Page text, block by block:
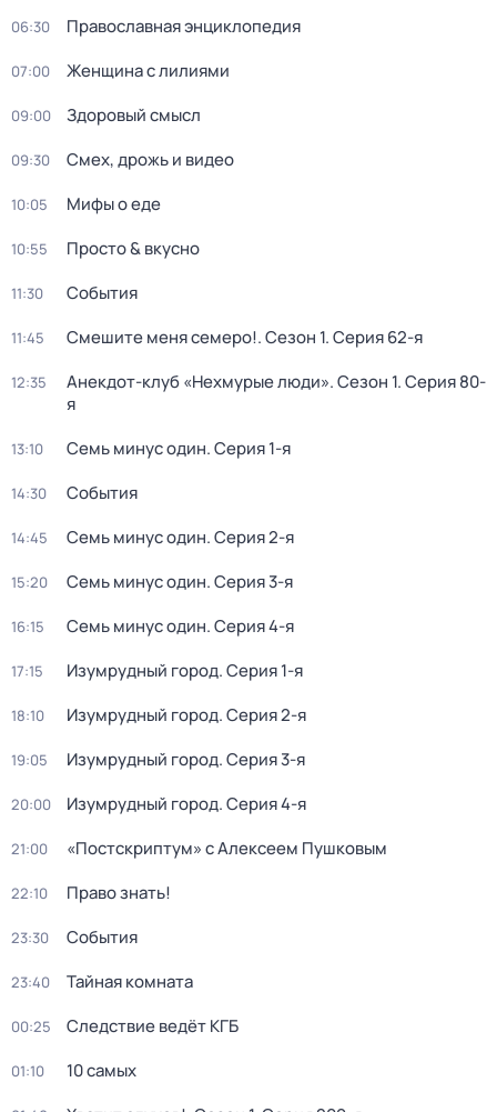
06:30 Православная энциклопедия
07:00 Женщина с лилиями
09:00 Здоровый смысл
09:30 Смех, дрожь и видео
10:05 Мифы о еде
10:55 Просто & вкусно
11:30 События
11:45 Смешите меня семеро!. Сезон 1. Серия 62-я
12:35 Анекдот-клуб «Нехмурые люди». Сезон 1. Серия 80-
я
13:10 Семь минус один. Серия 1-я
14:30 События
14:45 Семь минус один. Серия 2-я
15:20 Семь минус один. Серия 3-я
16:15 Семь минус один. Серия 4-я
17:15 Изумрудный город. Серия 1-я
18:10 Изумрудный город. Серия 2-я
19:05 Изумрудный город. Серия 3-я
20:00 Изумрудный город. Серия 4-я
21:00 «Постскриптум» с Алексеем Пушковым
22:10 Право знать!
23:30 События
23:40 Тайная комната
00:25 Следствие ведёт КГБ
01:10 10 самых